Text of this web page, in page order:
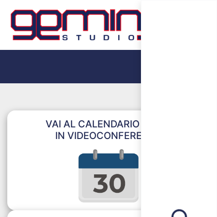
VAI AL CALENDARIO CORSI
IN VIDEOCONFERENZA